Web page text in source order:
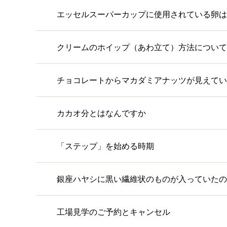
エッセルスーパーカップに使用されている卵
クリームのホイップ（あわ立て）方法について
チョコレートからマカダミアナッツが見えて
カカオ分とはなんですか
「ステップ」を始める時期
銀座ハヤシに黒い繊維状のものが入っていた
工場見学のご予約とキャンセル